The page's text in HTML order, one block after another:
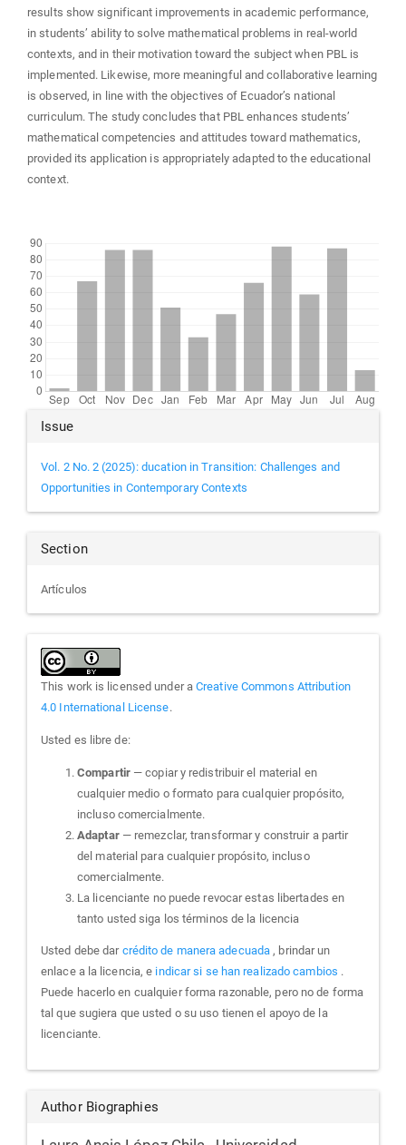
results show significant improvements in academic performance,
in students’ ability to solve mathematical problems in real-world
contexts, and in their motivation toward the subject when PBL is
implemented. Likewise, more meaningful and collaborative learning
is observed, in line with the objectives of Ecuador’s national
curriculum. The study concludes that PBL enhances students’
mathematical competencies and attitudes toward mathematics,
provided its application is appropriately adapted to the educational
context.
Article
Details
Issue
Vol. 2 No. 2 (2025): ducation in Transition: Challenges and
Opportunities in Contemporary Contexts
Section
Artículos
This work is licensed under aCreative Commons Attribution
4.0 International License.
Usted es libre de:
Compartir — copiar y redistribuir el material en
cualquier medio o formato para cualquier propósito,
incluso comercialmente.
Adaptar — remezclar, transformar y construir a partir
del material para cualquier propósito, incluso
comercialmente.
La licenciante no puede revocar estas libertades en
tanto usted siga los términos de la licencia
Usted debe dar crédito de manera adecuada , brindar un
enlace a la licencia, e indicar si se han realizado cambios .
Puede hacerlo en cualquier forma razonable, pero no de forma
tal que sugiera que usted o su uso tienen el apoyo de la
licenciante.
Author Biographies